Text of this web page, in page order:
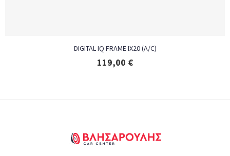
DIGITAL IQ FRAME IX20 (A/C)
119,00 €